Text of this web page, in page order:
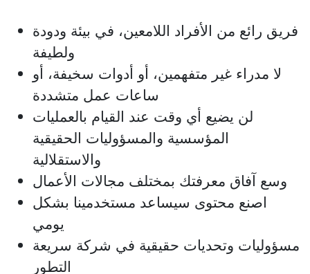
فريق رائع من الأفراد اللامعين، في بيئة ودودة
ولطيفة
لا مدراء غير متفهمين، أو أدوات سخيفة، أو
ساعات عمل متشددة
لن يضيع أي وقت عند القيام بالعمليات
المؤسسية والمسؤوليات الحقيقية
والاستقلالية
وسع آفاق معرفتك بمختلف مجالات الأعمال
اصنع محتوى سيساعد مستخدمينا بشكل
يومي
مسؤوليات وتحديات حقيقية في شركة سريعة
التطور